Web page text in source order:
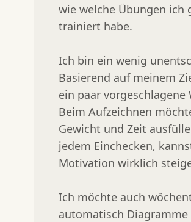
wie welche Übungen ich
trainiert habe.
Ich bin ein wenig
Basierend auf meinem
ein paar
Beim Aufzeichnen
Gewicht und Zeit
jedem Einchecken,
Motivation wirklich
Ich möchte auch
automatisch Diagramme